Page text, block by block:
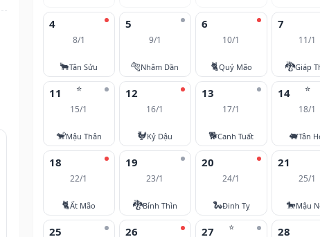
4
8/1
🐂Tân Sửu
5
9/1
🐅Nhâm Dần
6
10/1
🐈Quý Mão
7
11/1
🐉Giáp
⭐
11
15/1
🐒Mậu Thân
12
16/1
🐓Kỷ Dậu
13
17/1
🐕Canh Tuất
⭐
14
18/1
🐖Tân
18
22/1
🐈Ất Mão
19
23/1
🐉Bính Thìn
20
24/1
🐍Đinh Tỵ
21
25/1
🐎Mậu
25 26 ⭐
27 28